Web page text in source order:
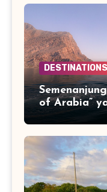
DESTINATIONS
of Arabia”
Ujung